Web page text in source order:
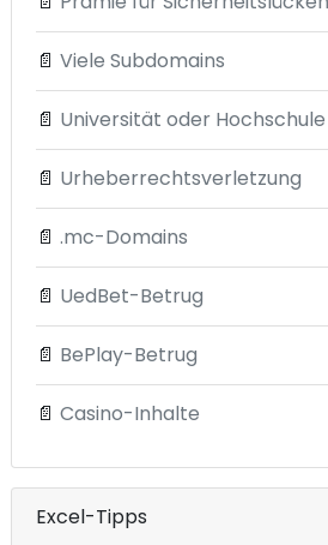
📄 Viele Subdomains
📄 Universität oder Hochschule
📄 Urheberrechtsverletzung
📄 .mc-Domains
📄 UedBet-Betrug
📄 BePlay-Betrug
📄 Casino-Inhalte
Excel-Tipps